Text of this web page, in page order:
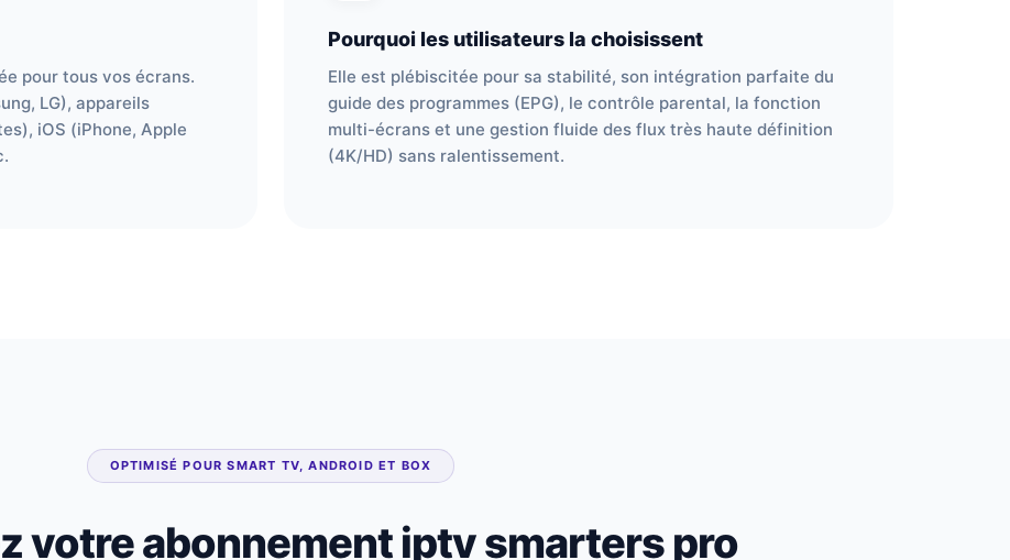
pour tous vos écrans.
LG), appareils
iOS (iPhone, Apple
Pourquoi les utilisateurs la choisissent
Elle est plébiscitée pour sa stabilité, son intégration parfaite du
guide des programmes (EPG), le contrôle parental, la fonction
multi-écrans et une gestion fluide des flux très haute définition
(4K/HD) sans ralentissement.
OPTIMISÉ POUR SMART TV, ANDROID ET BOX
votre abonnement iptv smarters pro